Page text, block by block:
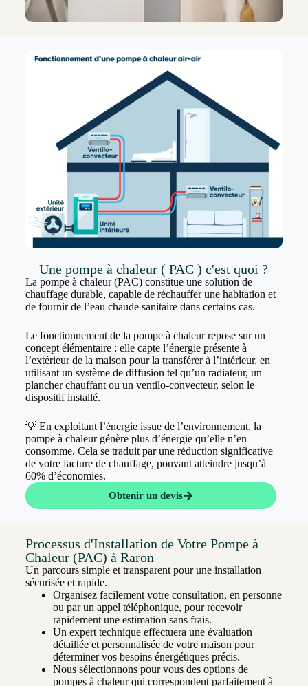
Une pompe à chaleur ( PAC ) c'est quoi ?
La pompe à chaleur (PAC) constitue une solution de
chauffage durable, capable de réchauffer une habitation et
de fournir de l’eau chaude sanitaire dans certains cas.
Le fonctionnement de la pompe à chaleur repose sur un
concept élémentaire : elle capte l’énergie présente à
l’extérieur de la maison pour la transférer à l’intérieur, en
utilisant un système de diffusion tel qu’un radiateur, un
plancher chauffant ou un ventilo-convecteur, selon le
dispositif installé.
💡 En exploitant l’énergie issue de l’environnement, la
pompe à chaleur génère plus d’énergie qu’elle n’en
consomme. Cela se traduit par une réduction significative
de votre facture de chauffage, pouvant atteindre jusqu’à
60% d’économies.
Obtenir un devis
Processus d'Installation de Votre Pompe à
Chaleur (PAC) à Raron
Un parcours simple et transparent pour une installation
sécurisée et rapide.
Organisez facilement votre consultation, en personne
ou par un appel téléphonique, pour recevoir
rapidement une estimation sans frais.
Un expert technique effectuera une évaluation
détaillée et personnalisée de votre maison pour
déterminer vos besoins énergétiques précis.
Nous sélectionnons pour vous des options de
pompes à chaleur qui correspondent parfaitement à